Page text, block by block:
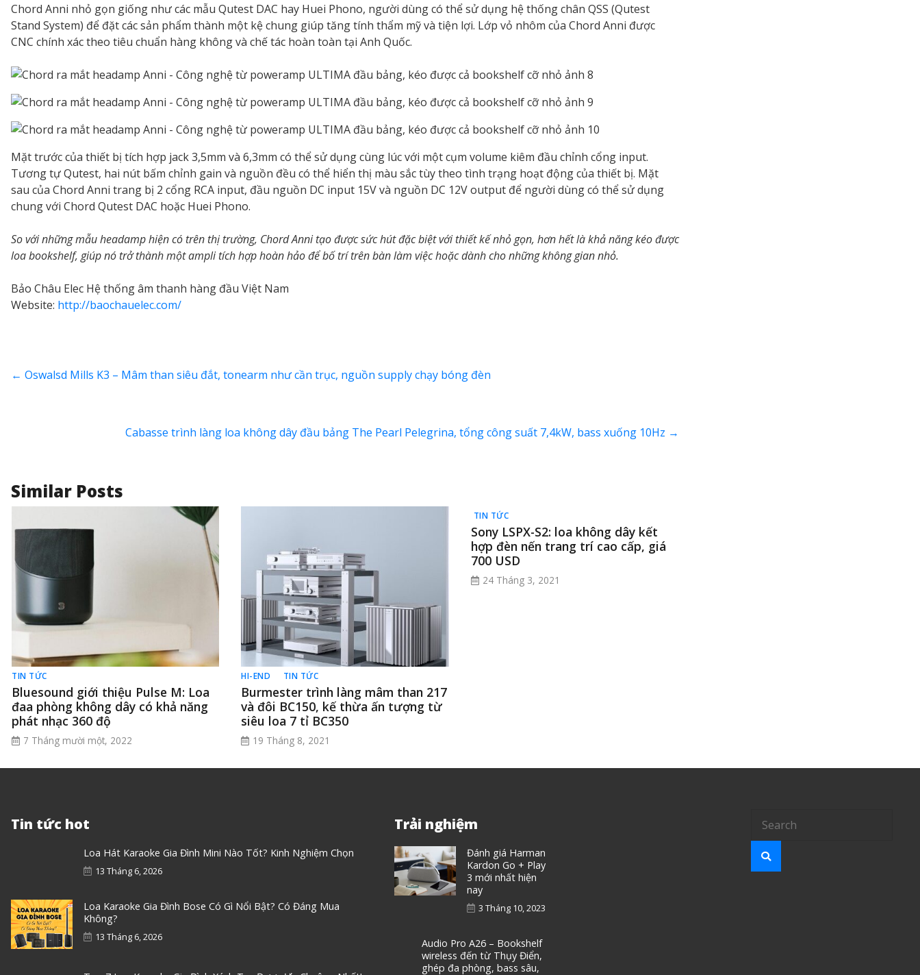
Chord Anni nhỏ gọn giống như các mẫu Qutest DAC hay Huei Phono, người dùng có thể sử dụng hệ thống chân QSS (Qutest
Stand System) để đặt các sản phẩm thành một kệ chung giúp tăng tính thẩm mỹ và tiện lợi. Lớp vỏ nhôm của Chord Anni được
CNC chính xác theo tiêu chuẩn hàng không và chế tác hoàn toàn tại Anh Quốc.
Mặt trước của thiết bị tích hợp jack 3,5mm và 6,3mm có thể sử dụng cùng lúc với một cụm volume kiêm đầu chỉnh cổng input.
Tương tự Qutest, hai nút bấm chỉnh gain và nguồn đều có thể hiển thị màu sắc tùy theo tình trạng hoạt động của thiết bị. Mặt
sau của Chord Anni trang bị 2 cổng RCA input, đầu nguồn DC input 15V và nguồn DC 12V output để người dùng có thể sử dụng
chung với Chord Qutest DAC hoặc Huei Phono.
So với những mẫu headamp hiện có trên thị trường, Chord Anni tạo được sức hút đặc biệt với thiết kế nhỏ gọn, hơn hết là khả năng kéo được
loa bookshelf, giúp nó trở thành một ampli tích hợp hoàn hảo để bố trí trên bàn làm việc hoặc dành cho những không gian nhỏ.
Bảo Châu Elec Hệ thống âm thanh hàng đầu Việt Nam
Website: http://baochauelec.com/
← Oswalsd Mills K3 – Mâm than siêu đắt, tonearm như cần trục, nguồn supply chạy bóng đèn
Cabasse trình làng loa không dây đầu bảng The Pearl Pelegrina, tổng công suất 7,4kW, bass xuống 10Hz →
Similar Posts
TIN TỨC
Bluesound giới thiệu Pulse M: Loa
đaa phòng không dây có khả năng
phát nhạc 360 độ
7 Tháng mười một, 2022
HI-END TIN TỨC
Burmester trình làng mâm than 217
và đôi BC150, kế thừa ấn tượng từ
siêu loa 7 tỉ BC350
19 Tháng 8, 2021
TIN TỨC
Sony LSPX-S2: loa không dây kết
hợp đèn nến trang trí cao cấp, giá
700 USD
24 Tháng 3, 2021
Tin tức hot
Loa Hát Karaoke Gia Đình Mini Nào Tốt? Kinh Nghiệm Chọn
13 Tháng 6, 2026
Loa Karaoke Gia Đình Bose Có Gì Nổi Bật? Có Đáng Mua
Không?
13 Tháng 6, 2026
Trải nghiệm
Đánh giá Harman
Kardon Go + Play
3 mới nhất hiện
nay
3 Tháng 10, 2023
Audio Pro A26 – Bookshelf
wireless đến từ Thụy Điển,
ghép đa phòng, bass sâu,